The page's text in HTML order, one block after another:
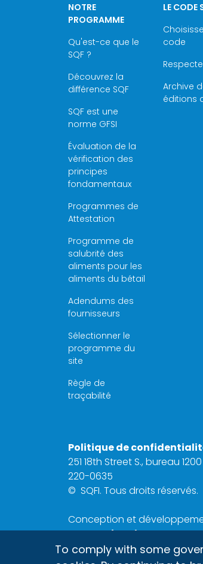
NOTRE
PROGRAMME
Qu'est-ce que le
SQF ?
Découvrez la
différence SQF
SQF est une
norme GFSI
Évaluation de la
vérification des
principes
fondamentaux
Programmes de
Attestation
Programme de
salubrité des
aliments pour les
aliments du bétail
Adendums des
fournisseurs
Sélectionner le
programme du
site
Règle de
traçabilité
LE CODE
code
Archive
éditions
Politique de
251 18th Street S., bureau
220-0635
© SQFI. Tous droits réservés.
Conception et
International, Inc.
To comply with some